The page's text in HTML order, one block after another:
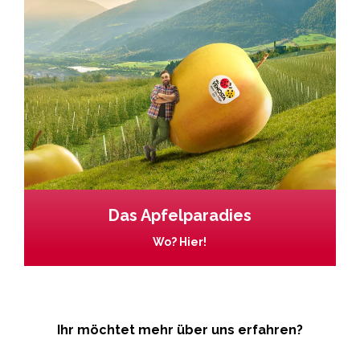
Das Apfelparadies
Wo? Hier!
Ihr möchtet mehr über uns erfahren?